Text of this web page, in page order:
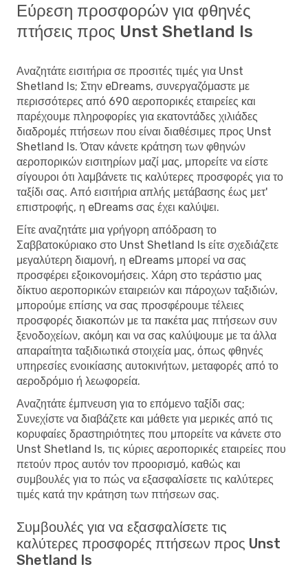
Εύρεση προσφορών για φθηνές
πτήσεις προς Unst Shetland Is
Αναζητάτε εισιτήρια σε προσιτές τιμές για Unst
Shetland Is; Στην eDreams, συνεργαζόμαστε με
περισσότερες από 690 αεροπορικές εταιρείες και
παρέχουμε πληροφορίες για εκατοντάδες χιλιάδες
διαδρομές πτήσεων που είναι διαθέσιμες προς Unst
Shetland Is. Όταν κάνετε κράτηση των φθηνών
αεροπορικών εισιτηρίων μαζί μας, μπορείτε να είστε
σίγουροι ότι λαμβάνετε τις καλύτερες προσφορές για το
ταξίδι σας. Από εισιτήρια απλής μετάβασης έως μετ'
επιστροφής, η eDreams σας έχει καλύψει.
Είτε αναζητάτε μια γρήγορη απόδραση το
Σαββατοκύριακο στο Unst Shetland Is είτε σχεδιάζετε
μεγαλύτερη διαμονή, η eDreams μπορεί να σας
προσφέρει εξοικονομήσεις. Χάρη στο τεράστιο μας
δίκτυο αεροπορικών εταιρειών και πάροχων ταξιδιών,
μπορούμε επίσης να σας προσφέρουμε τέλειες
προσφορές διακοπών με τα πακέτα μας πτήσεων συν
ξενοδοχείων, ακόμη και να σας καλύψουμε με τα άλλα
απαραίτητα ταξιδιωτικά στοιχεία μας, όπως φθηνές
υπηρεσίες ενοικίασης αυτοκινήτων, μεταφορές από το
αεροδρόμιο ή λεωφορεία.
Αναζητάτε έμπνευση για το επόμενο ταξίδι σας;
Συνεχίστε να διαβάζετε και μάθετε για μερικές από τις
κορυφαίες δραστηριότητες που μπορείτε να κάνετε στο
Unst Shetland Is, τις κύριες αεροπορικές εταιρείες που
πετούν προς αυτόν τον προορισμό, καθώς και
συμβουλές για το πώς να εξασφαλίσετε τις καλύτερες
τιμές κατά την κράτηση των πτήσεων σας.
Συμβουλές για να εξασφαλίσετε τις
καλύτερες προσφορές πτήσεων προς Unst
Shetland Is